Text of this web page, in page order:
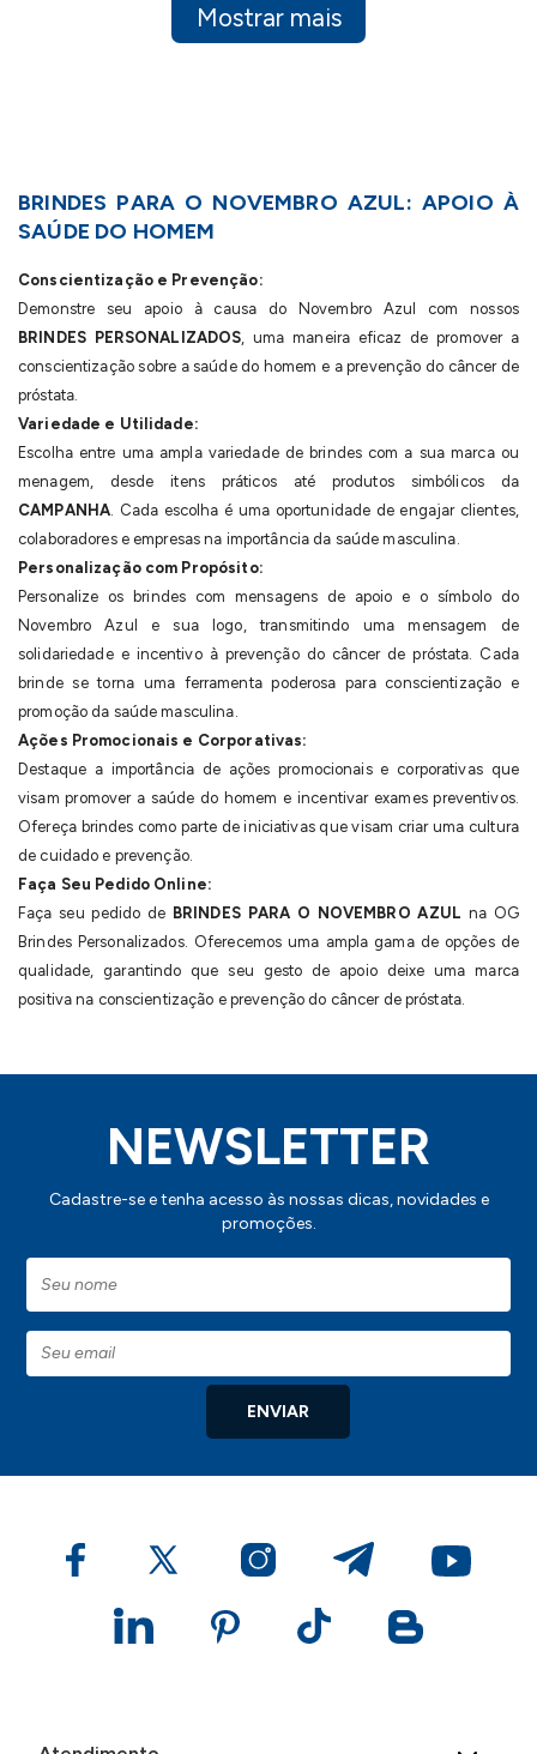
Mostrar mais
BRINDES PARA O NOVEMBRO AZUL: APOIO À
SAÚDE DO HOMEM
Conscientização e Prevenção:
Demonstre seu apoio à causa do Novembro Azul com nossos
BRINDES PERSONALIZADOS , uma maneira eficaz de promover a
conscientização sobre a saúde do homem e a prevenção do câncer de
próstata.
Variedade e Utilidade:
Escolha entre uma ampla variedade de brindes com a sua marca ou
menagem, desde itens práticos até produtos simbólicos da
CAMPANHA . Cada escolha é uma oportunidade de engajar clientes,
colaboradores e empresas na importância da saúde masculina.
Personalização com Propósito:
Personalize os brindes com mensagens de apoio e o símbolo do
Novembro Azul e sua logo, transmitindo uma mensagem de
solidariedade e incentivo à prevenção do câncer de próstata. Cada
brinde se torna uma ferramenta poderosa para conscientização e
promoção da saúde masculina.
Ações Promocionais e Corporativas:
Destaque a importância de ações promocionais e corporativas que
visam promover a saúde do homem e incentivar exames preventivos.
Ofereça brindes como parte de iniciativas que visam criar uma cultura
de cuidado e prevenção.
Faça Seu Pedido Online:
Faça seu pedido de BRINDES PARA O NOVEMBRO AZUL na OG
Brindes Personalizados. Oferecemos uma ampla gama de opções de
qualidade, garantindo que seu gesto de apoio deixe uma marca
positiva na conscientização e prevenção do câncer de próstata.
NEWSLETTER
Cadastre-se e tenha acesso às nossas dicas, novidades e
promoções.
ENVIAR